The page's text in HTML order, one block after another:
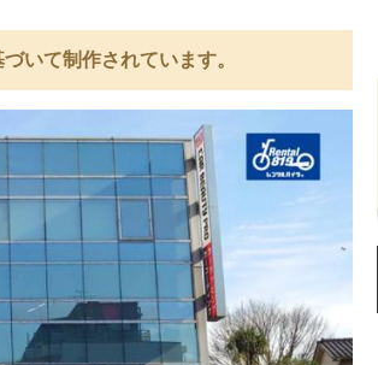
いて制作されています。